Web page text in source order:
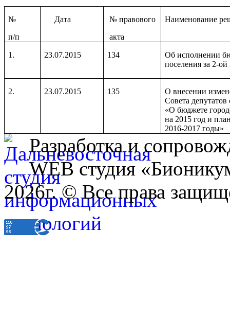
№
п/п
Дата
№ правового
акта
Наименование
1. 23.07.2015 134
Об исполнении
поселения за 2-ой
2. 23.07.2015 135
О внесении
Совета
«О бюджете
на 2015 год и
2016-2017 годы»
Разработка и
WEB студия
2026г. © Все права